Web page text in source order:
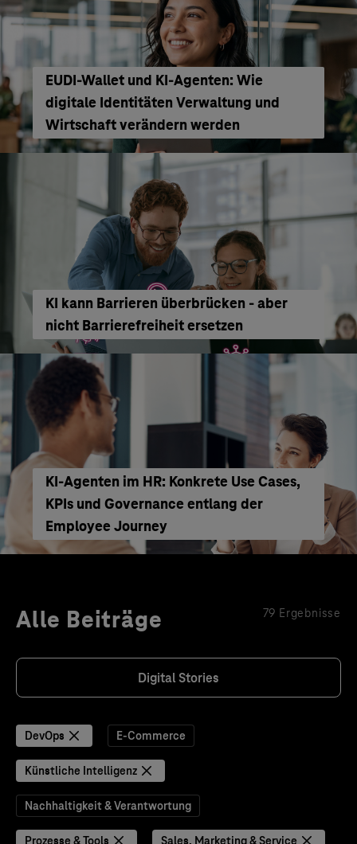
EUDI-Wallet und KI-Agenten: Wie
digitale Identitäten Verwaltung und
Wirtschaft verändern werden
KI kann Barrieren überbrücken - aber
nicht Barrierefreiheit ersetzen
KI‑Agenten im HR: Konkrete Use Cases,
KPIs und Governance entlang der
Employee Journey
Alle Beiträge 79 Ergebnisse
Digital Stories
DevOps E-Commerce
Künstliche Intelligenz
Nachhaltigkeit & Verantwortung
Prozesse & Tools Sales, Marketing & Service